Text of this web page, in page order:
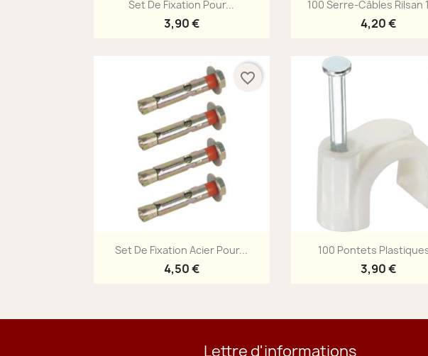
Set De Fixation Pour...
3,90 €
100 Serre-Câbles Rilsan
4,20 €
 Aperçu rapide
Set De Fixation Acier Pour...
4,50 €
favorite_border
Aperçu rapide
100 Pontets
3,90 €
Lettre d'informations